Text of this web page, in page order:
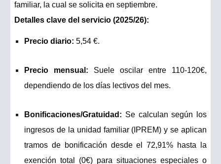
familiar, la cual se solicita en septiembre.
Detalles clave del servicio (2025/26):
Precio diario: 5,54 €.
Precio mensual: Suele oscilar entre 110-120€,
dependiendo de los días lectivos del mes.
Bonificaciones/Gratuidad: Se calculan según los
ingresos de la unidad familiar (IPREM) y se aplican
tramos de bonificación desde el 72,91% hasta la
exención total (0€) para situaciones especiales o